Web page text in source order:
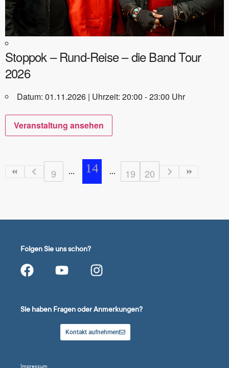
Stoppok – Rund-Reise – die Band Tour
2026
Datum: 01.11.2026 | Uhrzeit: 20:00 - 23:00 Uhr
Veranstaltung ansehen
9 14 19 20
Folgen Sie uns schon?
Sie haben Fragen oder Anmerkungen?
Kontakt aufnehmen
Impressum